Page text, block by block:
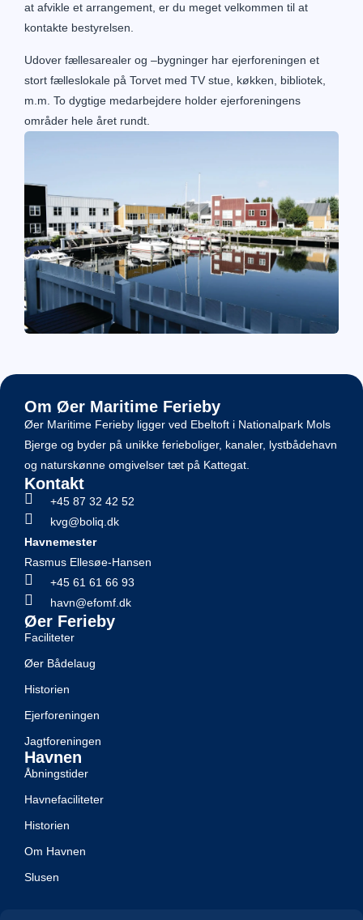
at afvikle et arrangement, er du meget velkommen til at
kontakte bestyrelsen.
Udover fællesarealer og –bygninger har ejerforeningen et
stort fælleslokale på Torvet med TV stue, køkken, bibliotek,
m.m. To dygtige medarbejdere holder ejerforeningens
områder hele året rundt.
Om Øer Maritime Ferieby
Øer Maritime Ferieby ligger ved Ebeltoft i Nationalpark Mols
Bjerge og byder på unikke ferieboliger, kanaler, lystbådehavn
og naturskønne omgivelser tæt på Kattegat.
Kontakt
+45 87 32 42 52
kvg@boliq.dk
Havnemester
Rasmus Ellesøe-Hansen
+45 61 61 66 93
havn@efomf.dk
Øer Ferieby
Faciliteter
Øer Bådelaug
Historien
Ejerforeningen
Jagtforeningen
Havnen
Åbningstider
Havnefaciliteter
Historien
Om Havnen
Slusen